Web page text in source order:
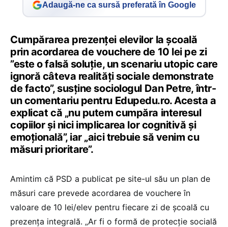
Adaugă-ne ca sursă preferată în Google
Cumpărarea prezenței elevilor la școală
prin acordarea de vouchere de 10 lei pe zi
”este o falsă soluție, un scenariu utopic care
ignoră câteva realități sociale demonstrate
de facto”, susține sociologul Dan Petre, într-
un comentariu pentru Edupedu.ro. Acesta a
explicat că „nu putem cumpăra interesul
copiilor și nici implicarea lor cognitivă și
emoțională”, iar „aici trebuie să venim cu
măsuri prioritare”.
Amintim că PSD a publicat pe site-ul său un plan de
măsuri care prevede acordarea de vouchere în
valoare de 10 lei/elev pentru fiecare zi de școală cu
prezența integrală. „Ar fi o formă de protecție socială